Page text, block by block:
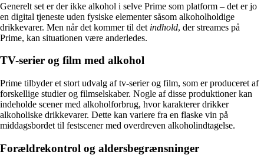
Generelt set er der ikke alkohol i selve Prime som platform – det er jo
en digital tjeneste uden fysiske elementer såsom alkoholholdige
drikkevarer. Men når det kommer til det indhold, der streames på
Prime, kan situationen være anderledes.
TV-serier og film med alkohol
Prime tilbyder et stort udvalg af tv-serier og film, som er produceret af
forskellige studier og filmselskaber. Nogle af disse produktioner kan
indeholde scener med alkoholforbrug, hvor karakterer drikker
alkoholiske drikkevarer. Dette kan variere fra en flaske vin på
middagsbordet til festscener med overdreven alkoholindtagelse.
Forældrekontrol og aldersbegrænsninger